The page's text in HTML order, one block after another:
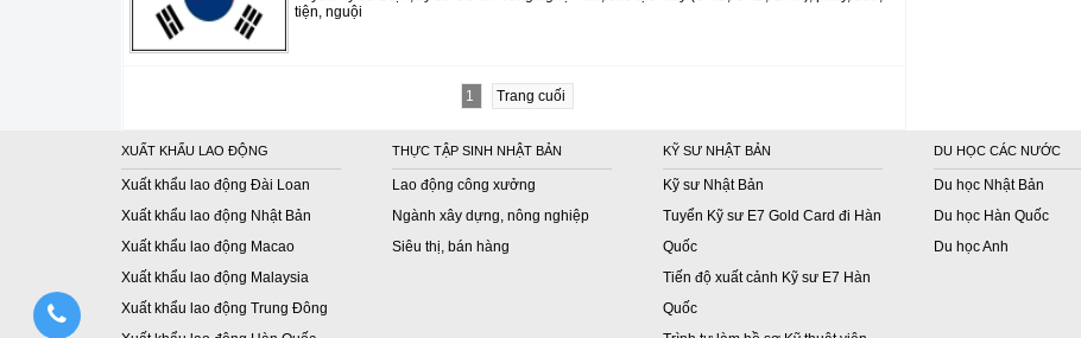
tiện, nguội
1 Trang cuối
XUẤT KHẨU LAO ĐỘNG
Xuất khẩu lao động Đài Loan
Xuất khẩu lao động Nhật Bản
Xuất khẩu lao động Macao
Xuất khẩu lao động Malaysia
Xuất khẩu lao động Trung Đông
THỰC TẬP SINH NHẬT BẢN
Lao động công xưởng
Ngành xây dựng, nông nghiệp
Siêu thị, bán hàng
KỸ SƯ NHẬT BẢN
Kỹ sư Nhật Bản
Tuyển Kỹ sư E7 Gold Card đi Hàn
Quốc
Tiến độ xuất cảnh Kỹ sư E7 Hàn
Quốc
DU HỌC CÁC NƯỚC
Du học Nhật Bản
Du học Hàn Quốc
Du học Anh